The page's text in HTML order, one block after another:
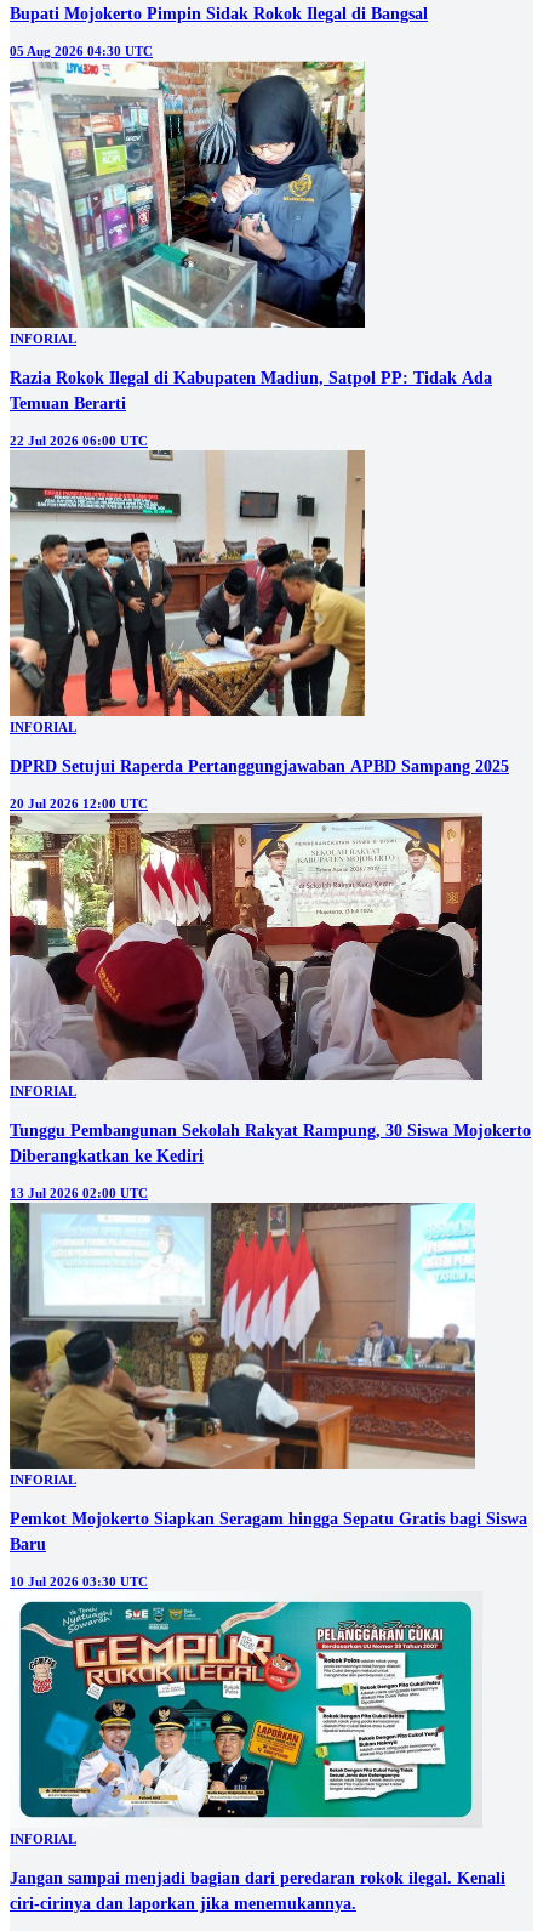
Bupati Mojokerto Pimpin Sidak Rokok Ilegal di Bangsal
05 Aug 2026 04:30 UTC
INFORIAL
Razia Rokok Ilegal di Kabupaten Madiun, Satpol PP: Tidak Ada
Temuan Berarti
22 Jul 2026 06:00 UTC
INFORIAL
DPRD Setujui Raperda Pertanggungjawaban APBD Sampang 2025
20 Jul 2026 12:00 UTC
INFORIAL
Tunggu Pembangunan Sekolah Rakyat Rampung, 30 Siswa Mojokerto
Diberangkatkan ke Kediri
13 Jul 2026 02:00 UTC
INFORIAL
Pemkot Mojokerto Siapkan Seragam hingga Sepatu Gratis bagi Siswa
Baru
10 Jul 2026 03:30 UTC
INFORIAL
Jangan sampai menjadi bagian dari peredaran rokok ilegal. Kenali
ciri-cirinya dan laporkan jika menemukannya.